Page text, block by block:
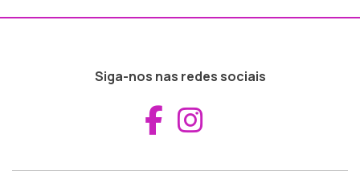
Siga-nos nas redes sociais
Aceder ao